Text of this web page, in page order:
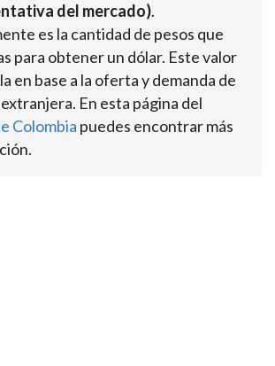
del mercado).
es la cantidad de pesos que
para obtener un dólar. Este valor
en base a la oferta y demanda de
En esta página del
Colombia puedes encontrar más